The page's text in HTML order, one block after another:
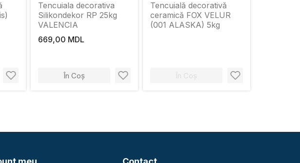
Tencuiala decorativa
Silikondekor RP 25kg
VALENCIA
669,00 MDL
În Coș
Tencuială decorativă
ceramică FOX VELUR
(001 ALASKA) 5kg
În Coș